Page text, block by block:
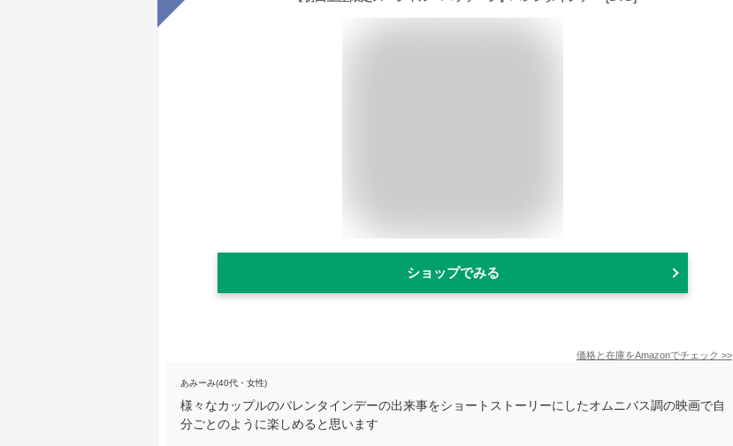
ショップでみる
価格と在庫をAmazonでチェック >>
あみーみ(40代・女性)
様々なカップルのバレンタインデーの出来事をショートストーリーにしたオムニバス調の映画で自
分ごとのように楽しめると思います